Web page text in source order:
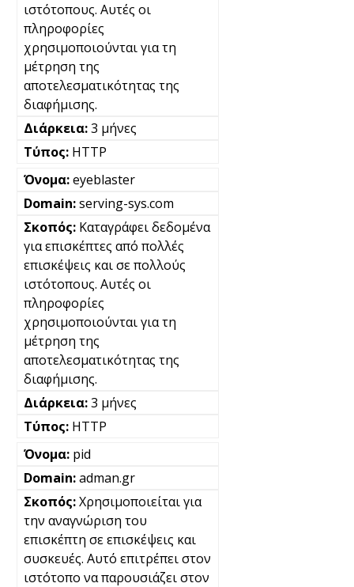
ιστότοπους. Αυτές οι
πληροφορίες
χρησιμοποιούνται για τη
μέτρηση της
αποτελεσματικότητας της
διαφήμισης.
3 μήνες
HTTP
eyeblaster
serving-sys.com
Καταγράφει δεδομένα
για επισκέπτες από πολλές
επισκέψεις και σε πολλούς
ιστότοπους. Αυτές οι
πληροφορίες
χρησιμοποιούνται για τη
μέτρηση της
αποτελεσματικότητας της
διαφήμισης.
3 μήνες
HTTP
pid
adman.gr
Χρησιμοποιείται για
την αναγνώριση του
επισκέπτη σε επισκέψεις και
συσκευές. Αυτό επιτρέπει στον
ιστότοπο να παρουσιάζει στον